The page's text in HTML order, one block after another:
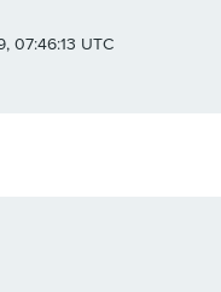
07:46:13 UTC